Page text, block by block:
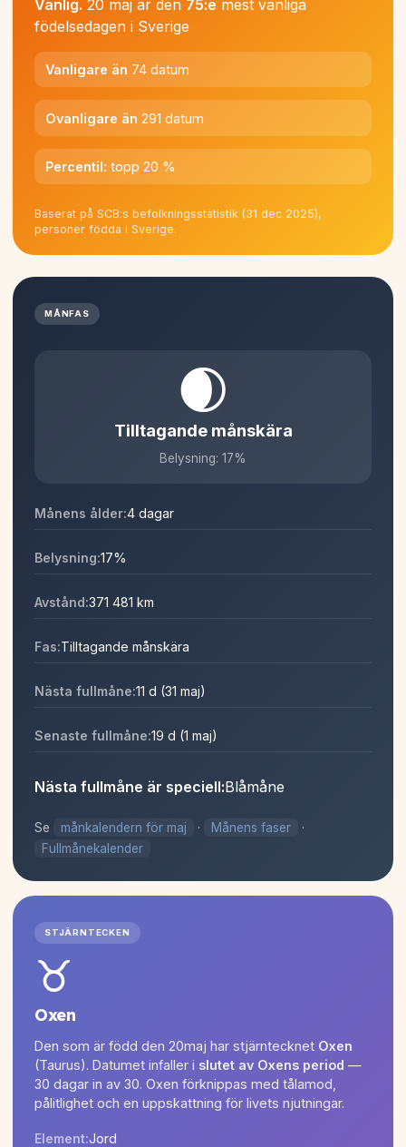
Vanlig. 20 maj är den 75:e mest vanliga
födelsedagen i Sverige
Vanligare än 74 datum
Ovanligare än 291 datum
Percentil: topp 20 %
Baserat på SCB:s befolkningsstatistik (31 dec 2025),
personer födda i Sverige.
MÅNFAS
🌒
Tilltagande månskära
Belysning: 17%
Månens ålder:4 dagar
Belysning:17%
Avstånd:371 481 km
Fas:Tilltagande månskära
Nästa fullmåne:11 d (31 maj)
Senaste fullmåne:19 d (1 maj)
Nästa fullmåne är speciell:Blåmåne
Se månkalendern för maj · Månens faser
·
Fullmånekalender
STJÄRNTECKEN
♉
Oxen
Den som är född den 20maj har stjärntecknet Oxen
(Taurus). Datumet infaller i slutet av Oxens period —
30 dagar in av 30. Oxen förknippas med tålamod,
pålitlighet och en uppskattning för livets njutningar.
Element:Jord